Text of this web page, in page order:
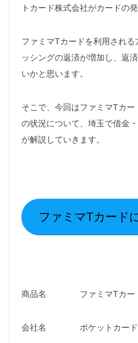
トカード株式会社がカードの
ファミマTカードを利用され
ッシングの返済が増加し、返
いかと思います。
そこで、今回はファミマTカ
の状況について、埼玉で借金
が解説していきます。
ファミマTカード
商品名 ファミマTカー
会社名 ポケットカード